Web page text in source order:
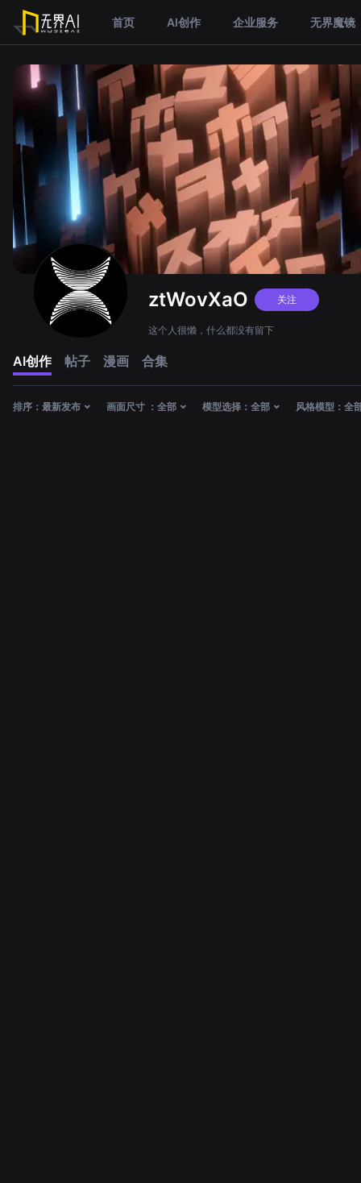
首页 AI创作 企业服务 无界魔镜
ztWovXaO 关注
这个人很懒，什么都没有留下
AI创作 帖子 漫画 合集
排序： 最新发布 画面尺寸 ： 全部 模型选择： 全部 风格模型： 全